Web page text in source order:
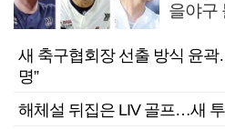
을야구
새 축구협회장 선출 방식 윤
명”
해체설 뒤집은 LIV 골프…새 투